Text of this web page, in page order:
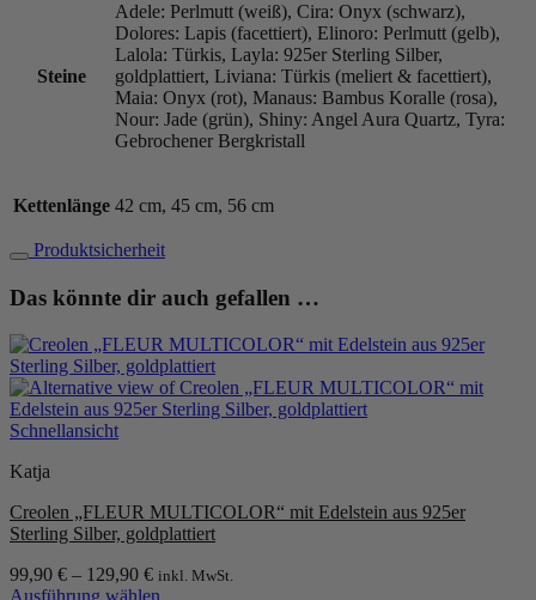
goldplattiert
Menge
Steine
Adele: Perlmutt (weiß), Cira: Onyx (schwarz),
Dolores: Lapis (facettiert), Elinoro: Perlmutt (gelb),
Lalola: Türkis, Layla: 925er Sterling Silber,
goldplattiert, Liviana: Türkis (meliert & facettiert),
Maia: Onyx (rot), Manaus: Bambus Koralle (rosa),
Nour: Jade (grün), Shiny: Angel Aura Quartz, Tyra:
Gebrochener Bergkristall
Kettenlänge 42 cm, 45 cm, 56 cm
Produktsicherheit
Das könnte dir auch gefallen …
Schnellansicht
Katja
Creolen „FLEUR MULTICOLOR“ mit Edelstein aus 925er
Sterling Silber, goldplattiert
99,90 € – 129,90 € inkl. MwSt.
Ausführung wählen